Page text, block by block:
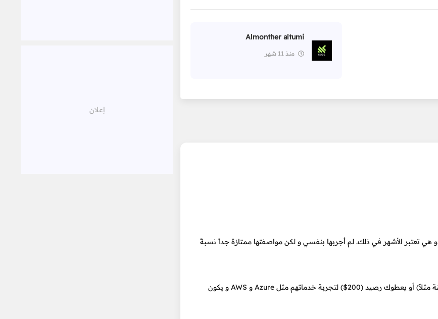
Almonther altumi
منذ 11 شهر
و هي تعتبر الأشهر في ذلك. لم أجربها بنفسي و لكن مواصفتها ممتازة جداً نسبةً
و هناك شركات أخرى أيضاً تمنحك إستضافة مجانية لفترة محددة (سنة مثلاً) أو يعطوك رصيد (200$) لتجربة خدماتهم مثل Azure و AWS و يكون